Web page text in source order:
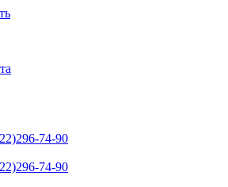
74-90
74-90